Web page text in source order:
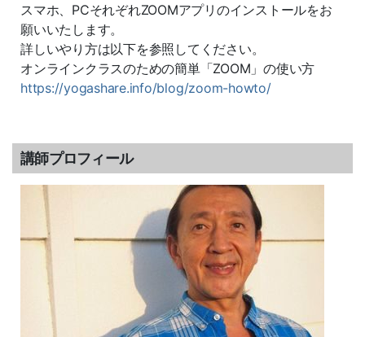
スマホ、PCそれぞれZOOMアプリのインストールをお
願いいたします。
詳しいやり方は以下を参照してください。
オンラインクラスのための簡単「ZOOM」の使い方
https://yogashare.info/blog/zoom-howto/
講師プロフィール